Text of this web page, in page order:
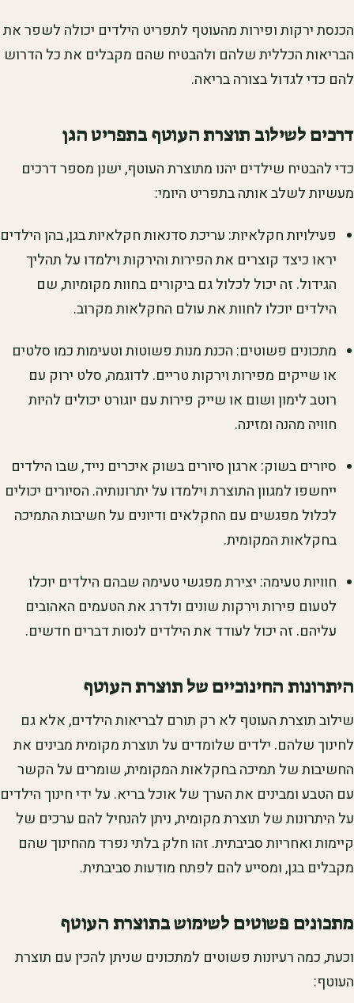
הכנסת ירקות ופירות מהעוטף לתפריט הילדים יכולה לשפר את
הבריאות הכללית שלהם ולהבטיח שהם מקבלים את כל הדרוש
להם כדי לגדול בצורה בריאה.
דרכים לשילוב תוצרת העוטף בתפריט הגן
כדי להבטיח שילדים יהנו מתוצרת העוטף, ישנן מספר דרכים
מעשיות לשלב אותה בתפריט היומי:
פעילויות חקלאיות: עריכת סדנאות חקלאיות בגן, בהן הילדים
יראו כיצד קוצרים את הפירות והירקות וילמדו על תהליך
הגידול. זה יכול לכלול גם ביקורים בחוות מקומיות, שם
הילדים יוכלו לחוות את עולם החקלאות מקרוב.
מתכונים פשוטים: הכנת מנות פשוטות וטעימות כמו סלטים
או שייקים מפירות וירקות טריים. לדוגמה, סלט ירוק עם
רוטב לימון ושום או שייק פירות עם יוגורט יכולים להיות
חוויה מהנה ומזינה.
סיורים בשוק: ארגון סיורים בשוק איכרים נייד, שבו הילדים
ייחשפו למגוון התוצרת וילמדו על יתרונותיה. הסיורים יכולים
לכלול מפגשים עם החקלאים ודיונים על חשיבות התמיכה
בחקלאות המקומית.
חוויות טעימה: יצירת מפגשי טעימה שבהם הילדים יוכלו
לטעום פירות וירקות שונים ולדרג את הטעמים האהובים
עליהם. זה יכול לעודד את הילדים לנסות דברים חדשים.
היתרונות החינוכיים של תוצרת העוטף
שילוב תוצרת העוטף לא רק תורם לבריאות הילדים, אלא גם
לחינוך שלהם. ילדים שלומדים על תוצרת מקומית מבינים את
החשיבות של תמיכה בחקלאות המקומית, שומרים על הקשר
עם הטבע ומבינים את הערך של אוכל בריא. על ידי חינוך הילדים
על היתרונות של תוצרת מקומית, ניתן להנחיל להם ערכים של
קיימות ואחריות סביבתית. זהו חלק בלתי נפרד מהחינוך שהם
מקבלים בגן, ומסייע להם לפתח מודעות סביבתית.
מתכונים פשוטים לשימוש בתוצרת העוטף
וכעת, כמה רעיונות פשוטים למתכונים שניתן להכין עם תוצרת
העוטף: